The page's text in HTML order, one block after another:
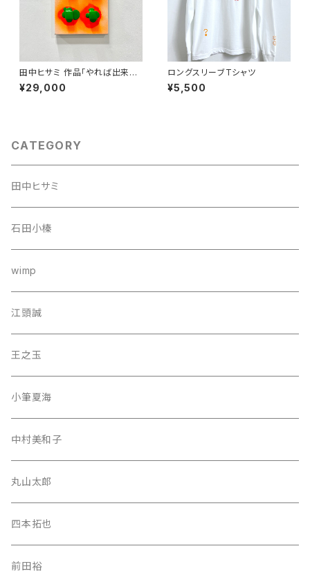
田中ヒサミ 作品「やれば出来る
とわかってはいた 」
¥29,000
ロングスリーブTシャツ
¥5,500
CATEGORY
田中ヒサミ
石田小榛
wimp
江頭誠
王之玉
小筆夏海
中村美和子
丸山太郎
四本拓也
前田裕